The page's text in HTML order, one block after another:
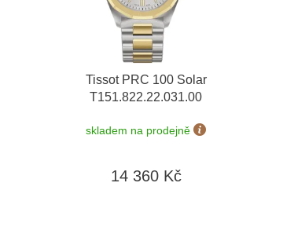
Tissot PRC 100 Solar
T151.822.22.031.00
skladem na prodejně
14 360 Kč